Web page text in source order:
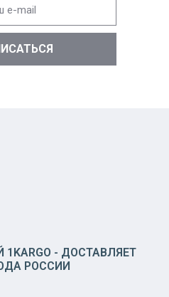
- ДОСТАВЛЯЕТ
РОССИИ